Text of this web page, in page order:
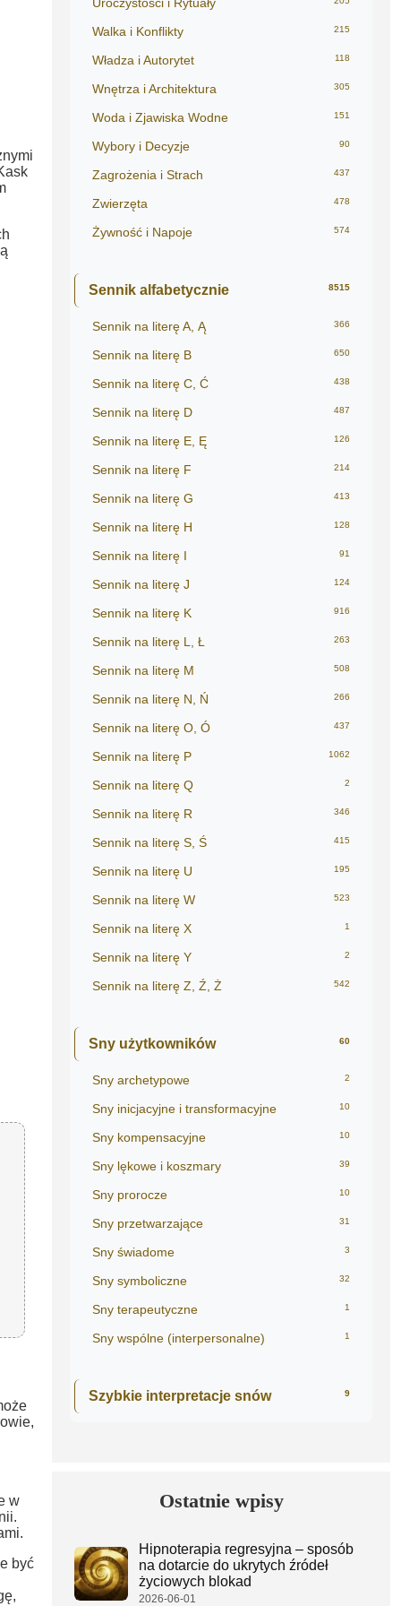
w
być
Walka i Konflikty 215
Władza i Autorytet 118
Wnętrza i Architektura 305
Woda i Zjawiska Wodne 151
Wybory i Decyzje 90
Zagrożenia i Strach 437
Zwierzęta 478
Żywność i Napoje 574
Sennik alfabetycznie 8515
Sennik na literę A, Ą 366
Sennik na literę B 650
Sennik na literę C, Ć 438
Sennik na literę D 487
Sennik na literę E, Ę 126
Sennik na literę F 214
Sennik na literę G 413
Sennik na literę H 128
Sennik na literę I 91
Sennik na literę J 124
Sennik na literę K 916
Sennik na literę L, Ł 263
Sennik na literę M 508
Sennik na literę N, Ń 266
Sennik na literę O, Ó 437
Sennik na literę P 1062
Sennik na literę Q 2
Sennik na literę R 346
Sennik na literę S, Ś 415
Sennik na literę U 195
Sennik na literę W 523
Sennik na literę X 1
Sennik na literę Y 2
Sennik na literę Z, Ź, Ż 542
Sny użytkowników 60
Sny archetypowe 2
Sny inicjacyjne i transformacyjne 10
Sny kompensacyjne 10
Sny lękowe i koszmary 39
Sny prorocze 10
Sny przetwarzające 31
Sny świadome 3
Sny symboliczne 32
Sny terapeutyczne 1
Sny wspólne (interpersonalne) 1
Szybkie interpretacje snów 9
Ostatnie wpisy
Hipnoterapia regresyjna – sposób
na dotarcie do ukrytych źródeł
życiowych blokad
2026-06-01